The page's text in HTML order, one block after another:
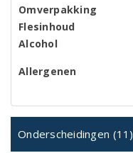
Omverpakking
Flesinhoud
Alcohol
Allergenen
Onderscheidingen (11)